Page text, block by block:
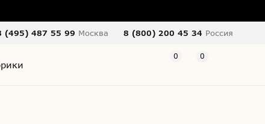
(495) 487 55 99 Москва 8 (800) 200 45 34 Россия
0 0